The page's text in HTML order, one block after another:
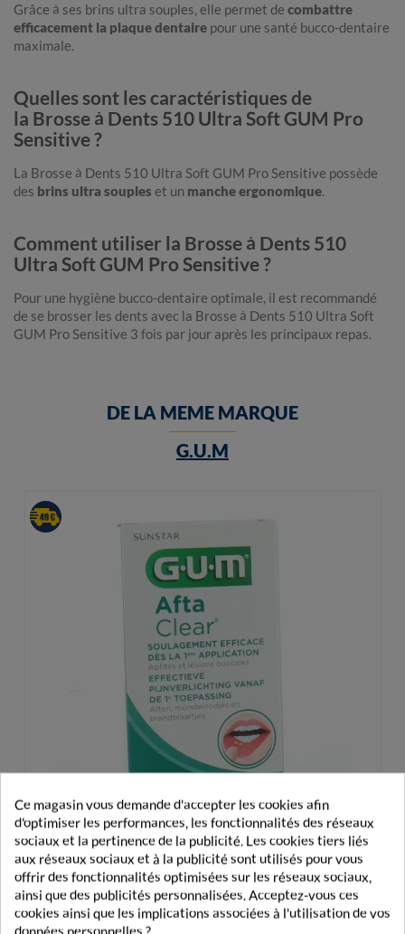
Grâce à ses brins ultra souples, elle permet de combattre
efficacement la plaque dentaire pour une santé bucco-dentaire
maximale.
Quelles sont les caractéristiques de
la Brosse à Dents 510 Ultra Soft GUM Pro
Sensitive ?
La Brosse à Dents 510 Ultra Soft GUM Pro Sensitive possède
des brins ultra souples et un manche ergonomique.
Comment utiliser la Brosse à Dents 510
Ultra Soft GUM Pro Sensitive ?
Pour une hygiène bucco-dentaire optimale, il est recommandé
de se brosser les dents avec la Brosse à Dents 510 Ultra Soft
GUM Pro Sensitive 3 fois par jour après les principaux repas.
DE LA MEME MARQUE
G.U.M
GUM Spray Afta Clear 15ml
Ce magasin vous demande d'accepter les cookies afin
d'optimiser les performances, les fonctionnalités des réseaux
sociaux et la pertinence de la publicité. Les cookies tiers liés
aux réseaux sociaux et à la publicité sont utilisés pour vous
offrir des fonctionnalités optimisées sur les réseaux sociaux,
ainsi que des publicités personnalisées. Acceptez-vous ces
cookies ainsi que les implications associées à l'utilisation de vos